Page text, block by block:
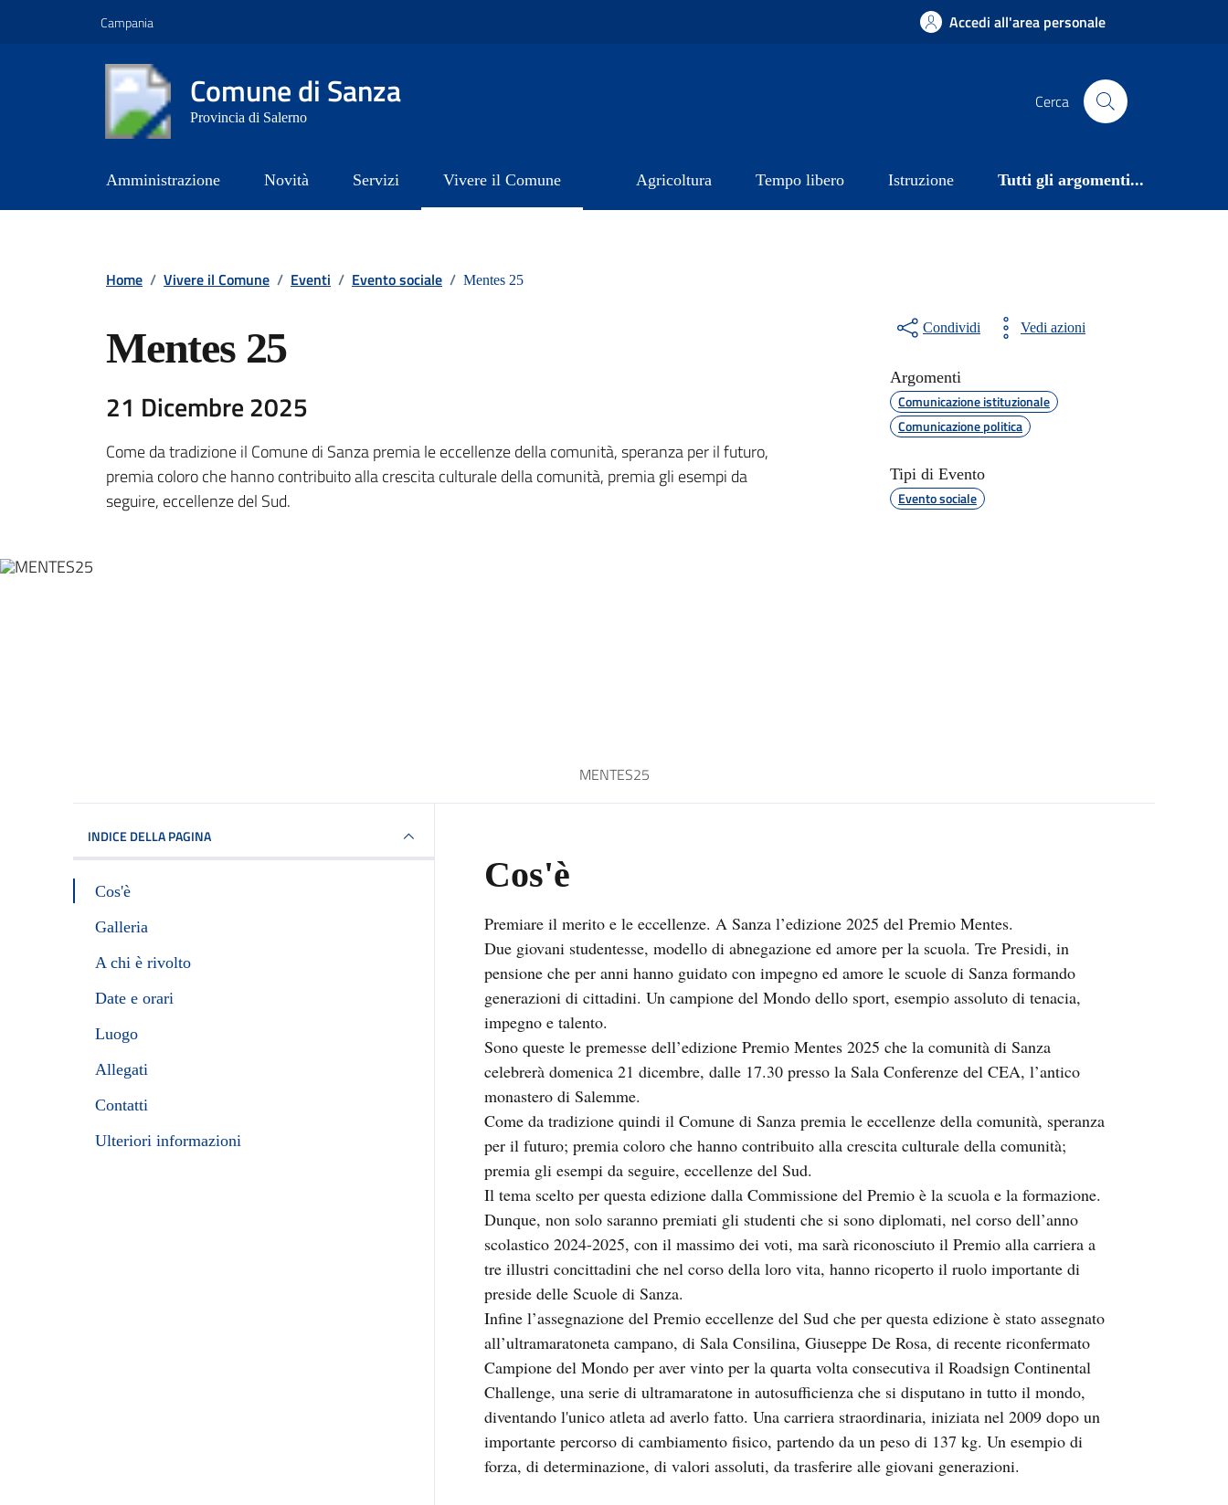
Campania Accedi all'area personale
Comune di Sanza
Provincia di Salerno
Cerca
Amministrazione Novità Servizi Vivere il Comune Agricoltura Tempo libero Istruzione Tutti gli argomenti...
Home / Vivere il Comune / Eventi / Evento sociale / Mentes 25
Mentes 25
21 Dicembre 2025
Come da tradizione il Comune di Sanza premia le eccellenze della comunità, speranza per il futuro,
premia coloro che hanno contribuito alla crescita culturale della comunità, premia gli esempi da
seguire, eccellenze del Sud.
Condividi Vedi azioni
Argomenti
Comunicazione istituzionale
Comunicazione politica
Tipi di Evento
Evento sociale
MENTES25
INDICE DELLA PAGINA
Cos'è
Galleria
A chi è rivolto
Date e orari
Luogo
Allegati
Contatti
Ulteriori informazioni
Cos'è
Premiare il merito e le eccellenze. A Sanza l’edizione 2025 del Premio Mentes.
Due giovani studentesse, modello di abnegazione ed amore per la scuola. Tre Presidi, in
pensione che per anni hanno guidato con impegno ed amore le scuole di Sanza formando
generazioni di cittadini. Un campione del Mondo dello sport, esempio assoluto di tenacia,
impegno e talento.
Sono queste le premesse dell’edizione Premio Mentes 2025 che la comunità di Sanza
celebrerà domenica 21 dicembre, dalle 17.30 presso la Sala Conferenze del CEA, l’antico
monastero di Salemme.
Come da tradizione quindi il Comune di Sanza premia le eccellenze della comunità, speranza
per il futuro; premia coloro che hanno contribuito alla crescita culturale della comunità;
premia gli esempi da seguire, eccellenze del Sud.
Il tema scelto per questa edizione dalla Commissione del Premio è la scuola e la formazione.
Dunque, non solo saranno premiati gli studenti che si sono diplomati, nel corso dell’anno
scolastico 2024-2025, con il massimo dei voti, ma sarà riconosciuto il Premio alla carriera a
tre illustri concittadini che nel corso della loro vita, hanno ricoperto il ruolo importante di
preside delle Scuole di Sanza.
Infine l’assegnazione del Premio eccellenze del Sud che per questa edizione è stato assegnato
all’ultramaratoneta campano, di Sala Consilina, Giuseppe De Rosa, di recente riconfermato
Campione del Mondo per aver vinto per la quarta volta consecutiva il Roadsign Continental
Challenge, una serie di ultramaratone in autosufficienza che si disputano in tutto il mondo,
diventando l'unico atleta ad averlo fatto. Una carriera straordinaria, iniziata nel 2009 dopo un
importante percorso di cambiamento fisico, partendo da un peso di 137 kg. Un esempio di
forza, di determinazione, di valori assoluti, da trasferire alle giovani generazioni.